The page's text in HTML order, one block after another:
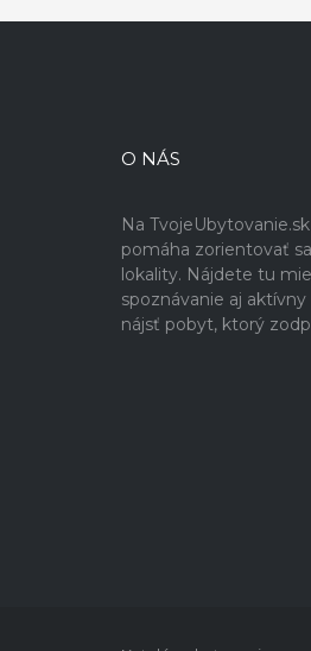
O NÁS
Na
pomáha zorientovať
lokality. Nájdete tu
spoznávanie aj
nájsť pobyt, ktorý